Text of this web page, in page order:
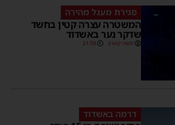
סגירת מעגל מהירה
המשטרה עצרה קטין בחשד
שדקר נער באשדוד
משה קאהן 21:59
דרמה באשדוד